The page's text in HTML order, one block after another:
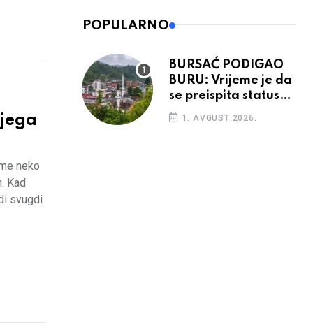
neko
Kad
svugdi
POPULARNO
BURSAĆ PODIGAO
BURU: Vrijeme je da
se preispita status
Srebrenice u RS
1. AVGUST 2026.